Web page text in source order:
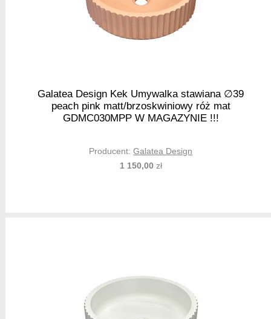
Galatea Design Kek Umywalka stawiana ∅39
peach pink matt/brzoskwiniowy róż mat
GDMC030MPP W MAGAZYNIE !!!
Producent:Galatea Design
1 150,00zł